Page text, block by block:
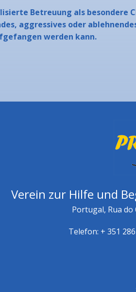
Betreuung als besondere
aggressives oder
werden kann.
Verein zur Hilfe und
Portugal, Rua do
Telefon: + 351